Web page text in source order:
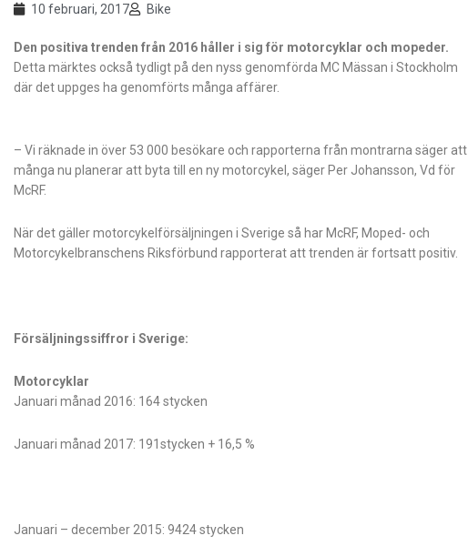
10 februari, 2017 Bike
Den positiva trenden från 2016 håller i sig för motorcyklar och mopeder.
Detta märktes också tydligt på den nyss genomförda MC Mässan i Stockholm
där det uppges ha genomförts många affärer.
– Vi räknade in över 53 000 besökare och rapporterna från montrarna säger att
många nu planerar att byta till en ny motorcykel, säger Per Johansson, Vd för
McRF.
När det gäller motorcykelförsäljningen i Sverige så har McRF, Moped- och
Motorcykelbranschens Riksförbund rapporterat att trenden är fortsatt positiv.
Försäljningssiffror i Sverige:
Motorcyklar
Januari månad 2016: 164 stycken
Januari månad 2017: 191stycken + 16,5 %
Januari – december 2015: 9424 stycken